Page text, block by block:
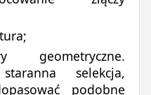
geometryczne.
selekcja,
podobne